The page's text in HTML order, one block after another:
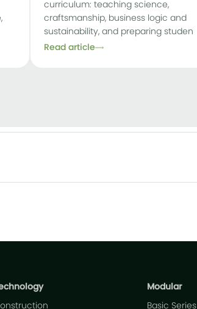
curriculum: teaching science,
craftsmanship, business logic and
sustainability, and preparing studen
Read article
Modular
Basic Series